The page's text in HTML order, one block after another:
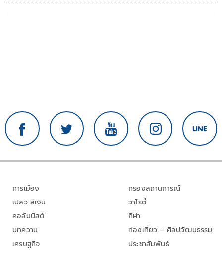
การเมือง
เปลว สีเงิน
คอลัมนิสต์
บทความ
เศรษฐกิจ
กรองสถานการณ์
วาไรตี้
กีฬา
ท่องเที่ยว – ศิลปวัฒนธรรม
ประชาสัมพันธ์